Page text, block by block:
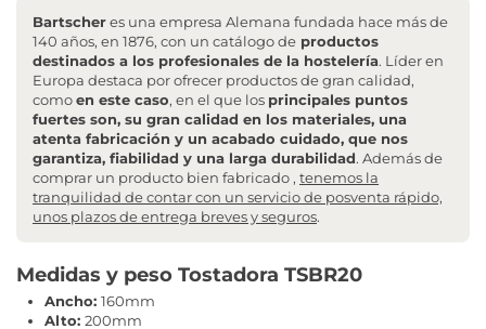
Bartscheres una empresa Alemana fundada hace más de
140 años, en 1876, con un catálogo de productos
destinados a los profesionales de la hostelería. Líder en
Europa destaca por ofrecer productos de gran calidad,
comoen este caso, en el que los principales puntos
fuertes son, su gran calidad en los materiales, una
atenta fabricación y un acabado cuidado, que nos
garantiza, fiabilidad y una larga durabilidad. Además de
comprar un producto bien fabricado , tenemos la
tranquilidad de contar con un servicio de posventa rápido,
unos plazos de entrega breves y seguros.
Medidas y peso Tostadora TSBR20
Ancho: 160mm
Alto: 200mm